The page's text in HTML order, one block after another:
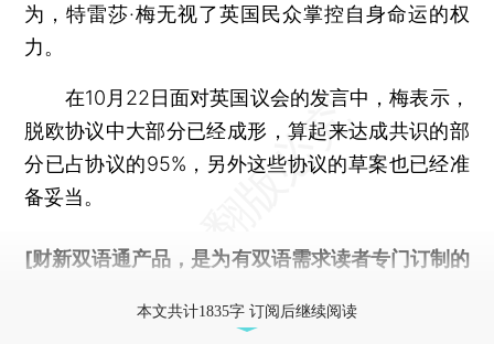
为，特雷莎·梅无视了英国民众掌控自身命运的权
力。
在10月22日面对英国议会的发言中，梅表示，
脱欧协议中大部分已经成形，算起来达成共识的部
分已占协议的95%，另外这些协议的草案也已经准
备妥当。
[财新双语通产品，是为有双语需求读者专门订制的
本文共计1835字 订阅后继续阅读